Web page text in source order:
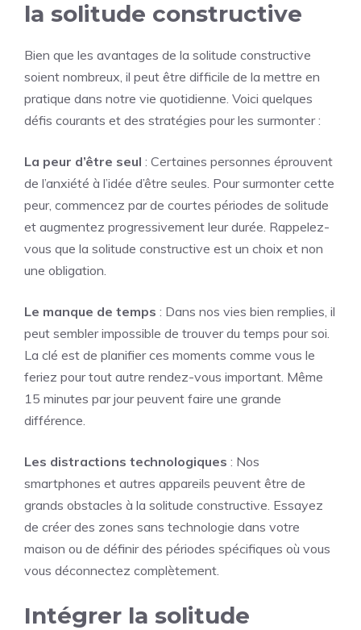
la solitude constructive
Bien que les avantages de la solitude constructive
soient nombreux, il peut être difficile de la mettre en
pratique dans notre vie quotidienne. Voici quelques
défis courants et des stratégies pour les surmonter :
La peur d’être seul : Certaines personnes éprouvent
de l’anxiété à l’idée d’être seules. Pour surmonter cette
peur, commencez par de courtes périodes de solitude
et augmentez progressivement leur durée. Rappelez-
vous que la solitude constructive est un choix et non
une obligation.
Le manque de temps : Dans nos vies bien remplies, il
peut sembler impossible de trouver du temps pour soi.
La clé est de planifier ces moments comme vous le
feriez pour tout autre rendez-vous important. Même
15 minutes par jour peuvent faire une grande
différence.
Les distractions technologiques : Nos
smartphones et autres appareils peuvent être de
grands obstacles à la solitude constructive. Essayez
de créer des zones sans technologie dans votre
maison ou de définir des périodes spécifiques où vous
vous déconnectez complètement.
Intégrer la solitude